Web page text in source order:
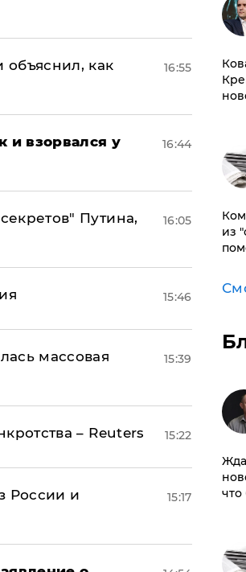
как
16:55
и взорвался у
16:44
Путина,
16:05
15:46
массовая
15:39
– Reuters 15:22
России и
15:17
из
что